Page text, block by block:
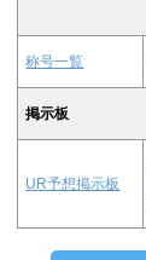
称号一覧
掲示板
UR予想掲示板